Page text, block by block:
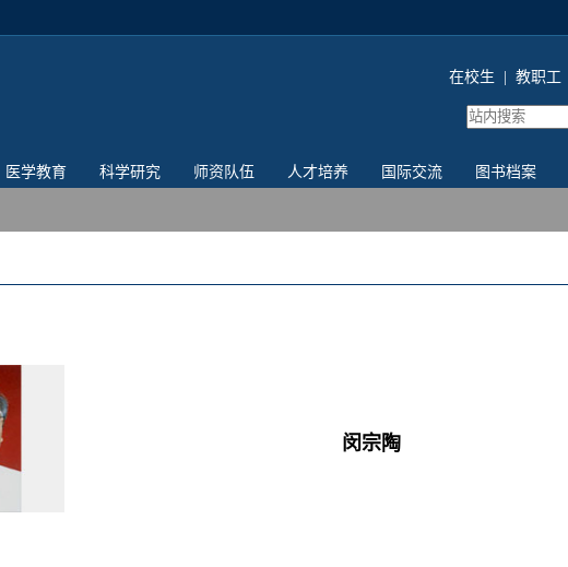
在校生 教职工
医学教育 科学研究 师资队伍 人才培养 国际交流 图书档案
闵宗陶